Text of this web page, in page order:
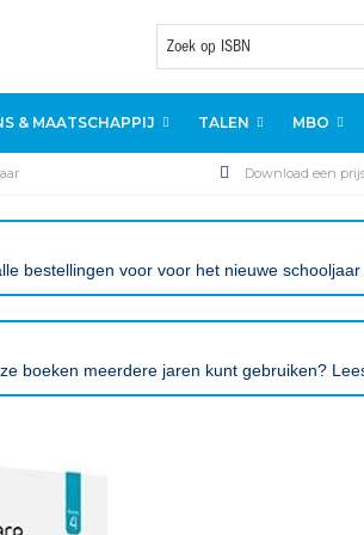
Zoek
& MAATSCHAPPIJ TALEN MBO
Download een
bestellingen voor voor het nieuwe schooljaar
boeken meerdere jaren kunt gebruiken?